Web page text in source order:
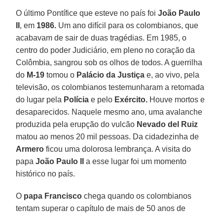
O último Pontífice que esteve no país foiJoão Paulo
, em 1986. Um ano difícil para os colombianos, que
acabavam de sair de duas tragédias. Em 1985, o
centro do poder Judiciário, em pleno no coração da
Colômbia, sangrou sob os olhos de todos. A guerrilha
do M-19 tomou o Palácio da Justiça e, ao vivo, pela
televisão, os colombianos testemunharam a retomada
do lugar pela Polícia e pelo Exército. Houve mortos e
desaparecidos. Naquele mesmo ano, uma avalanche
produzida pela erupção do vulcão Nevado del Ruiz
matou ao menos 20 mil pessoas. Da cidadezinha de
Armero ficou uma dolorosa lembrança. A visita do
papaJoão Paulo II
a esse lugar foi um momento
histórico no país.
O papa Francisco chega quando os colombianos
tentam superar o capítulo de mais de 50 anos de